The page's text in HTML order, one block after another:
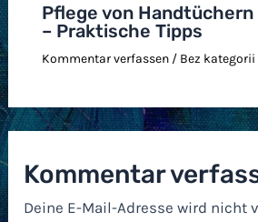
Pflege von
– Praktische Tipps
Kommentar verfassen / Bez kategorii
Kommentar
Deine E-Mail-Adresse wird nicht